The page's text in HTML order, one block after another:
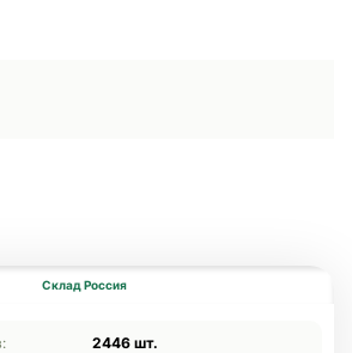
Склад Россия
2446 шт.